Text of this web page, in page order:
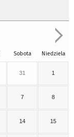
Sobota Niedziela
31 1
7 8
14 15